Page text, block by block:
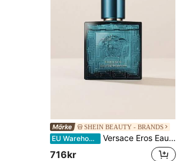
SHEIN BEAUTY - BRANDS
EU Warehouse Versace Eros Eau De Parfum 50 ml – Aromatic Woody Scent With Mint And Vanilla Notes, Long Lasting Intense Fragrance For Men, Ideal For Night Out And Dating, Sophisticated Masculine Appeal, Premium Designer Collection
716kr